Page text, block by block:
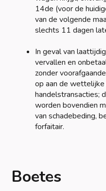
14de (voor de
van de volgende
slechts 11 dagen
In geval van
vervallen en
zonder
op aan de
handelstransacties;
worden bovendien
van schadebeding,
forfaitair.
Boetes